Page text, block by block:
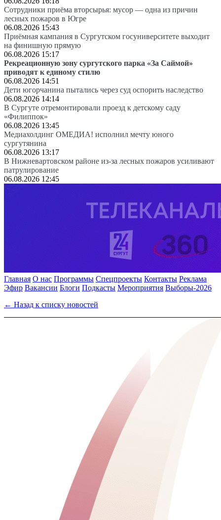
Сотрудники приёма вторсырья: мусор — одна из причин
лесных пожаров в Югре
06.08.2026 15:43
Приёмная кампания в Сургутском госуниверситете выходит
на финишную прямую
06.08.2026 15:17
Рекреационную зону сургутского парка «За Саймой»
приводят к единому стилю
06.08.2026 14:51
Дети югорчанина пытались через суд оспорить наследство
06.08.2026 14:14
В Сургуте отремонтировали проезд к детскому саду
«Филиппок»
06.08.2026 13:45
Медиахолдинг ОМЕДИА! исполнил мечту юного
сургутянина
06.08.2026 13:17
В Нижневартовском районе из-за лесных пожаров усиливают
патрулирование
06.08.2026 12:45
Главная О нас Программы Спецпроекты Контакты Реклама
Эфир Вакансии Блоги Подкасты Мероприятия Выборы-2026
← Назад к списку новостей